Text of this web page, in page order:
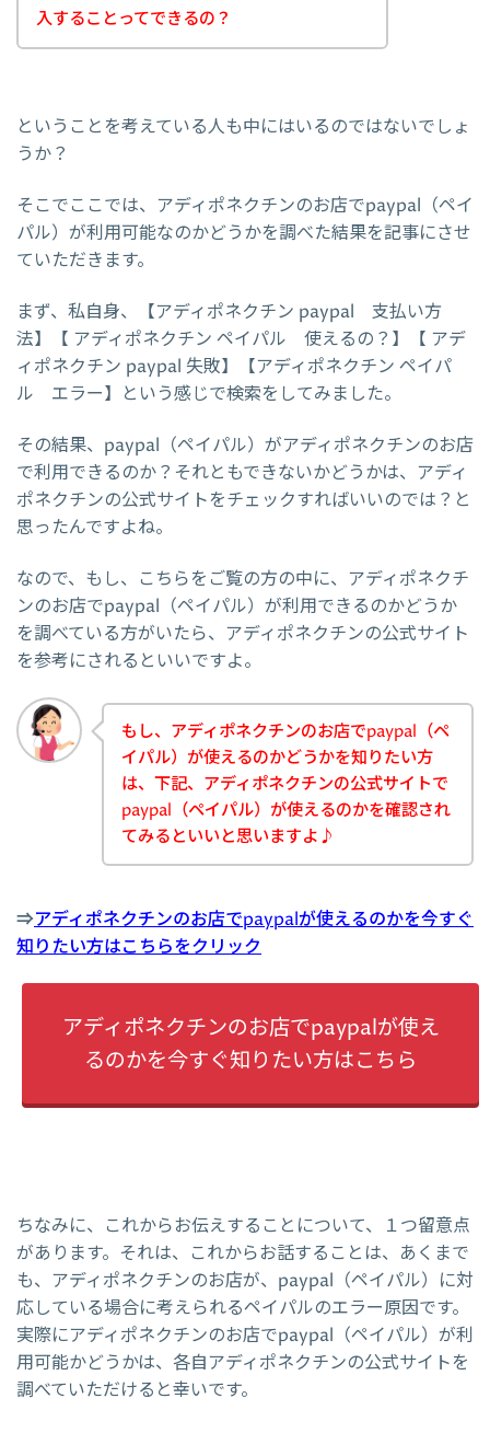
入することってできるの？
ということを考えている人も中にはいるのではないでしょ
うか？
そこでここでは、アディポネクチンのお店でpaypal（ペイ
パル）が利用可能なのかどうかを調べた結果を記事にさせ
ていただきます。
まず、私自身、【アディポネクチン paypal 支払い方
法】【 アディポネクチン ペイパル 使えるの？】【 アデ
ィポネクチン paypal 失敗】【アディポネクチン ペイパ
ル エラー】という感じで検索をしてみました。
その結果、paypal（ペイパル）がアディポネクチンのお店
で利用できるのか？それともできないかどうかは、アディ
ポネクチンの公式サイトをチェックすればいいのでは？と
思ったんですよね。
なので、もし、こちらをご覧の方の中に、アディポネクチ
ンのお店でpaypal（ペイパル）が利用できるのかどうか
を調べている方がいたら、アディポネクチンの公式サイト
を参考にされるといいですよ。
もし、アディポネクチンのお店でpaypal（ペ
イパル）が使えるのかどうかを知りたい方
は、下記、アディポネクチンの公式サイトで
paypal（ペイパル）が使えるのかを確認され
てみるといいと思いますよ♪
⇒アディポネクチンのお店でpaypalが使えるのかを今すぐ
知りたい方はこちらをクリック
アディポネクチンのお店でpaypalが使え
るのかを今すぐ知りたい方はこちら
ちなみに、これからお伝えすることについて、１つ留意点
があります。それは、これからお話することは、あくまで
も、アディポネクチンのお店が、paypal（ペイパル）に対
応している場合に考えられるペイパルのエラー原因です。
実際にアディポネクチンのお店でpaypal（ペイパル）が利
用可能かどうかは、各自アディポネクチンの公式サイトを
調べていただけると幸いです。